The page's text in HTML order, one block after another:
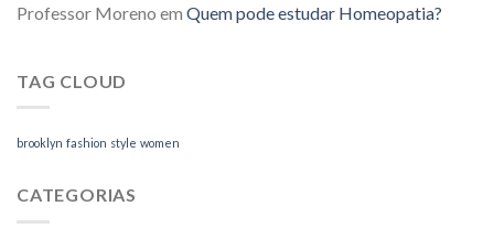
Professor Moreno em Quem pode estudar Homeopatia?
TAG CLOUD
brooklyn fashion style women
CATEGORIAS